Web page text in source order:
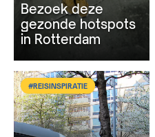
Bezoek deze
gezonde hotspots
in Rotterdam
#REISINSPIRATIE